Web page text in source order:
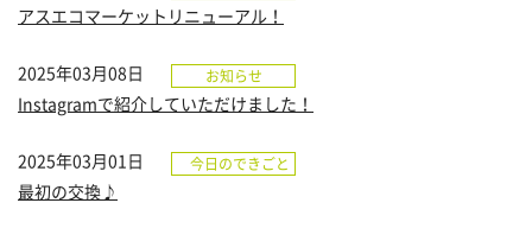
アスエコマーケットリニューアル！
2025年03月08日 お知らせ
Instagramで紹介していただけました！
2025年03月01日 今日のできごと
最初の交換♪